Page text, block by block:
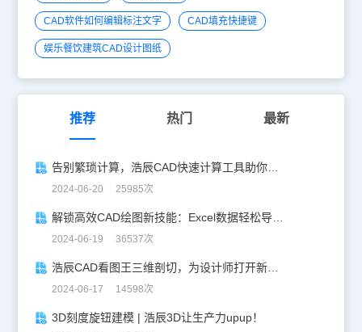
CAD软件如何编辑标注文字 CAD填充快捷键
娱乐餐饮建筑CAD设计图纸
推荐 热门 最新
告别繁琐计算，浩辰CAD快速计算工具助你一臂之力！
2024-06-20 25985次
解锁高效CAD绘图新技能：Excel数据轻松导入CAD
2024-06-19 36537次
浩辰CAD看图王三维剖切，为设计师打开新世界的大门！
2024-06-17 14598次
3D刻度旋钮建模 | 浩辰3D让生产力upup！